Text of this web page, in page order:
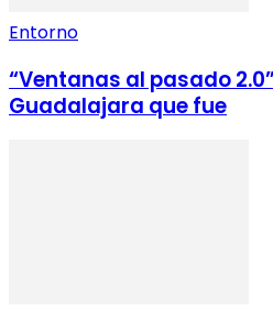
Entorno
“Ventanas al pasado
Guadalajara que fue